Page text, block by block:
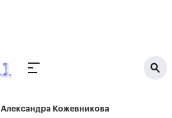
Александра Кожевникова